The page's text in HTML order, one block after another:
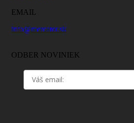
EMAIL
info@mercator.sk
ODBER NOVINIEK